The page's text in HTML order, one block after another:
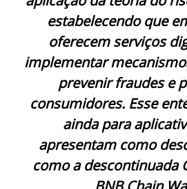
estabelecendo que
oferecem serviços
implementar
prevenir fraudes e
consumidores. Esse
ainda para
apresentam como
como a descontinuada